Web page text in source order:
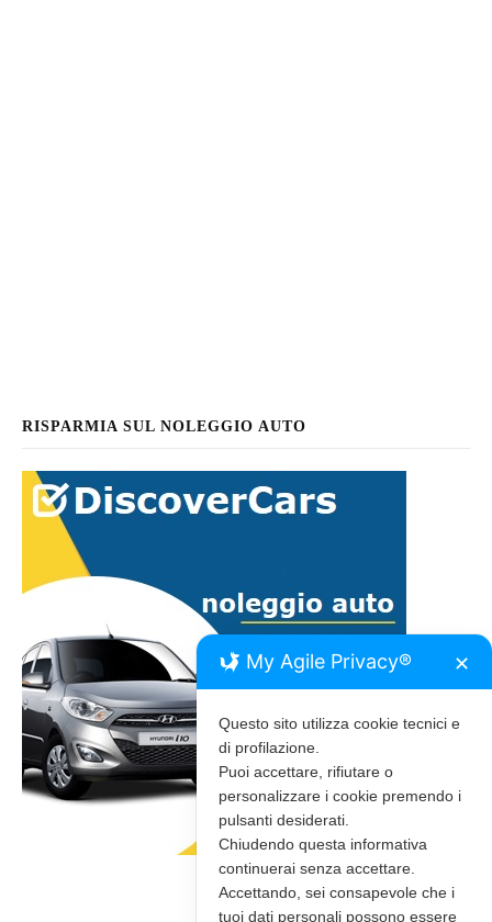
RISPARMIA SUL NOLEGGIO AUTO
My Agile Privacy® ✕
Questo sito utilizza cookie tecnici e
di profilazione.
Puoi accettare, rifiutare o
personalizzare i cookie premendo i
pulsanti desiderati.
Chiudendo questa informativa
continuerai senza accettare.
Accettando, sei consapevole che i
tuoi dati personali possono essere